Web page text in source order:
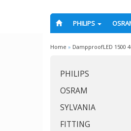
PHILIPS
Home » DampproofLED 1500
PHILIPS
OSRAM
SYLVANIA
FITTING